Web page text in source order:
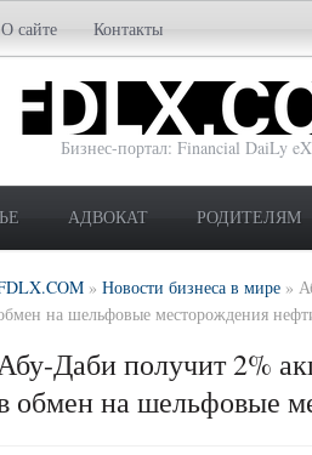
О сайте Контакты
Бизнес-портал: Financial DaiLy
АДВОКАТ РОДИТЕЛЯМ
» Новости бизнеса в мире »
на шельфовые месторождения
Даби получит 2%
обмен на шельфовые